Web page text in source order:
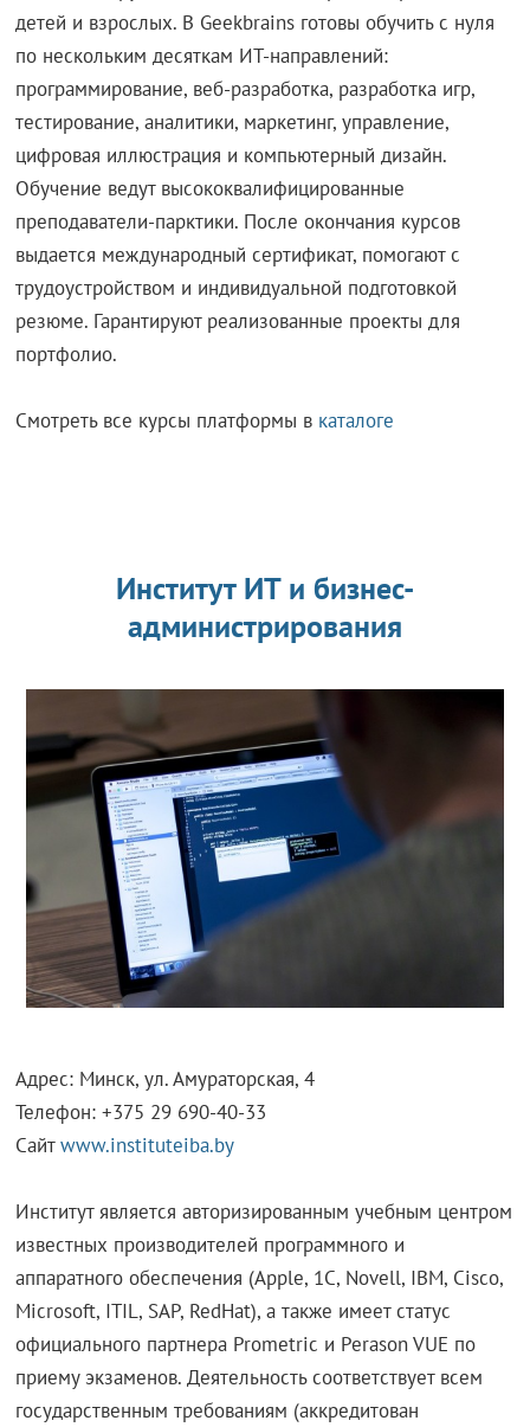
детей и взрослых. В Geekbrains готовы обучить с нуля
по нескольким десяткам ИТ-направлений:
программирование, веб-разработка, разработка игр,
тестирование, аналитики, маркетинг, управление,
цифровая иллюстрация и компьютерный дизайн.
Обучение ведут высококвалифицированные
преподаватели-парктики. После окончания курсов
выдается международный сертификат, помогают с
трудоустройством и индивидуальной подготовкой
резюме. Гарантируют реализованные проекты для
портфолио.
Смотреть все курсы платформы в каталоге
Институт ИТ и бизнес-
администрирования
Адрес: Минск, ул. Амураторская, 4
Телефон: +375 29 690-40-33
Сайтwww.instituteiba.by
Институт является авторизированным учебным центром
известных производителей программного и
аппаратного обеспечения (Apple, 1С, Novell, IBM, Cisco,
Microsoft, ITIL, SAP, RedHat), а также имеет статус
официального партнера Prometric и Perason VUE по
приему экзаменов. Деятельность соответствует всем
государственным требованиям (аккредитован